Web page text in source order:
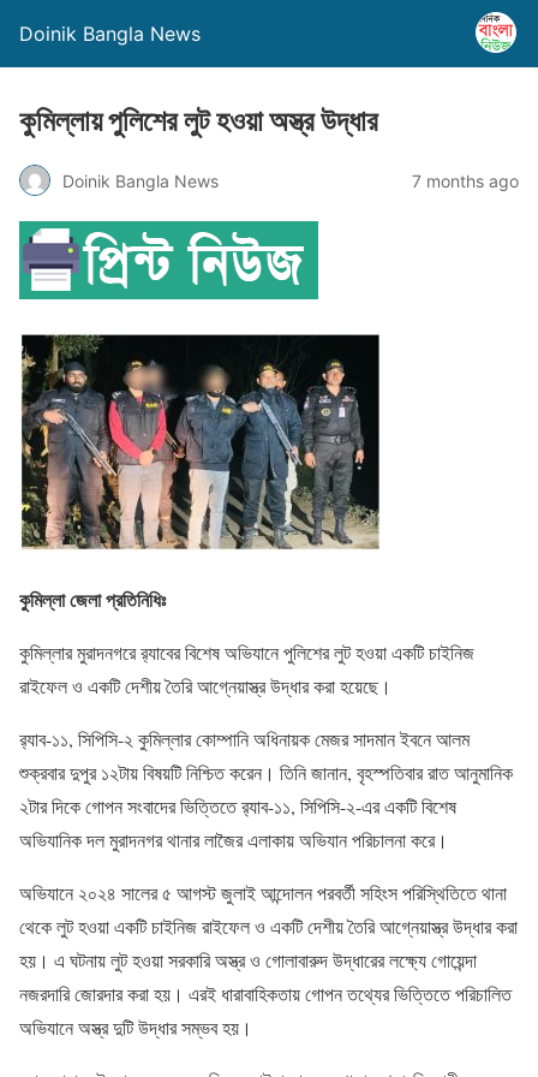
Doinik Bangla News
কুমিল্লায় পুলিশের লুট হওয়া অস্ত্র উদ্ধার
Doinik Bangla News 7 months ago
কুমিল্লা জেলা প্রতিনিধিঃ
কুমিল্লার মুরাদনগরে র‌্যাবের বিশেষ অভিযানে পুলিশের লুট হওয়া একটি চাইনিজ
রাইফেল ও একটি দেশীয় তৈরি আগ্নেয়াস্ত্র উদ্ধার করা হয়েছে।
র‌্যাব-১১, সিপিসি-২ কুমিল্লার কোম্পানি অধিনায়ক মেজর সাদমান ইবনে আলম
শুক্রবার দুপুর ১২টায় বিষয়টি নিশ্চিত করেন। তিনি জানান, বৃহস্পতিবার রাত আনুমানিক
২টার দিকে গোপন সংবাদের ভিত্তিতে র‌্যাব-১১, সিপিসি-২-এর একটি বিশেষ
অভিযানিক দল মুরাদনগর থানার লাজৈর এলাকায় অভিযান পরিচালনা করে।
অভিযানে ২০২৪ সালের ৫ আগস্ট জুলাই আন্দোলন পরবর্তী সহিংস পরিস্থিতিতে থানা
থেকে লুট হওয়া একটি চাইনিজ রাইফেল ও একটি দেশীয় তৈরি আগ্নেয়াস্ত্র উদ্ধার করা
হয়। এ ঘটনায় লুট হওয়া সরকারি অস্ত্র ও গোলাবারুদ উদ্ধারের লক্ষ্যে গোয়েন্দা
নজরদারি জোরদার করা হয়। এরই ধারাবাহিকতায় গোপন তথ্যের ভিত্তিতে পরিচালিত
অভিযানে অস্ত্র দুটি উদ্ধার সম্ভব হয়।